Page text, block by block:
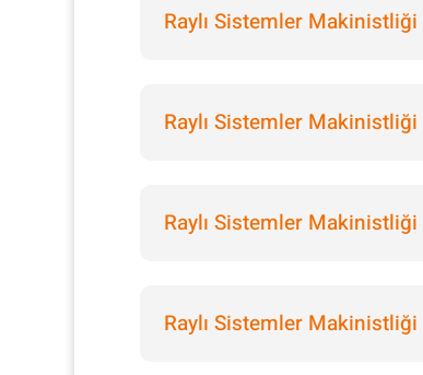
Raylı Sistemler
Raylı Sistemler
Raylı Sistemler
Raylı Sistemler